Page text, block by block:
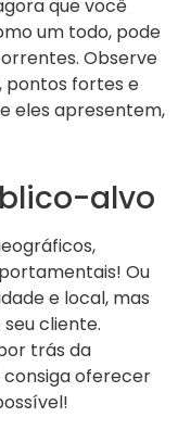
que você
um todo, pode
Observe
pontos fortes e
eles apresentem,
alvo
Ou
e local, mas
cliente.
trás da
consiga oferecer